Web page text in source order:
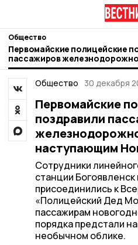
Общество
Первомайские полицейские
пассажиров
с наступающим Новым годом
Общество
30 декабря
Первомайские
поздравили
наступающим
Сотрудники
станции
присоединились к
«Полицейский Дед
пассажирам
порядка предстали
необычном облике.